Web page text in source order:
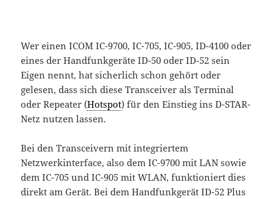
Wer einen ICOM IC-9700, IC-705, IC-905, ID-4100 oder
eines der Handfunkgeräte ID-50 oder ID-52 sein
Eigen nennt, hat sicherlich schon gehört oder
gelesen, dass sich diese Transceiver als Terminal
oder Repeater (Hotspot) für den Einstieg ins D-STAR-
Netz nutzen lassen.
Bei den Transceivern mit integriertem
Netzwerkinterface, also dem IC-9700 mit LAN sowie
dem IC-705 und IC-905 mit WLAN, funktioniert dies
direkt am Gerät. Bei dem Handfunkgerät ID-52 Plus